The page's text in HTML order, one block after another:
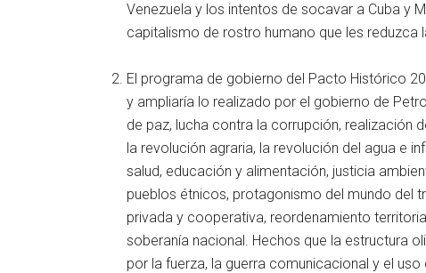
Venezuela y los intentos de socavar a Cuba y
capitalismo de rostro humano que les reduzca
El programa de gobierno del Pacto Histórico
y ampliaría lo realizado por el gobierno de
de paz, lucha contra la corrupción, realización
la revolución agraria, la revolución del agua e
salud, educación y alimentación, justicia
pueblos étnicos, protagonismo del mundo del
privada y cooperativa, reordenamiento
soberanía nacional. Hechos que la estructura
por la fuerza, la guerra comunicacional y el